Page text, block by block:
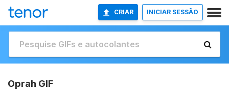
CRIAR INICIAR SESSÃO
Oprah GIF